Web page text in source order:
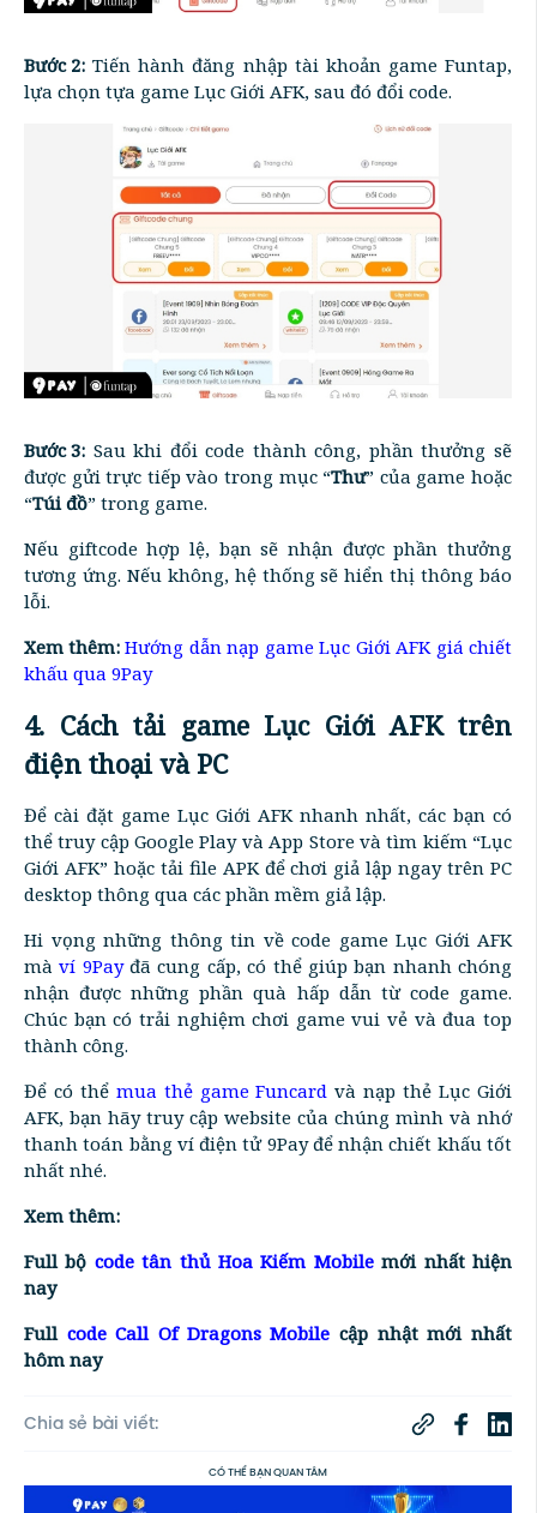
Bước 2: Tiến hành đăng nhập tài khoản game Funtap,
lựa chọn tựa game Lục Giới AFK, sau đó đổi code.
Bước 3: Sau khi đổi code thành công, phần thưởng sẽ
được gửi trực tiếp vào trong mục “Thư” của game hoặc
“Túi đồ” trong game.
Nếu giftcode hợp lệ, bạn sẽ nhận được phần thưởng
tương ứng. Nếu không, hệ thống sẽ hiển thị thông báo
lỗi.
Xem thêm: Hướng dẫn nạp game Lục Giới AFK giá chiết
khấu qua 9Pay
4. Cách tải game Lục Giới AFK trên
điện thoại và PC
Để cài đặt game Lục Giới AFK nhanh nhất, các bạn có
thể truy cập Google Play và App Store và tìm kiếm “Lục
Giới AFK” hoặc tải file APK để chơi giả lập ngay trên PC
desktop thông qua các phần mềm giả lập.
Hi vọng những thông tin về code game Lục Giới AFK
màví 9Payđã cung cấp, có thể giúp bạn nhanh chóng
nhận được những phần quà hấp dẫn từ code game.
Chúc bạn có trải nghiệm chơi game vui vẻ và đua top
thành công.
Để có thể mua thẻ game Funcard và nạp thẻ Lục Giới
AFK, bạn hãy truy cập website của chúng mình và nhớ
thanh toán bằng ví điện tử 9Pay để nhận chiết khấu tốt
nhất nhé.
Xem thêm:
Full bộ code tân thủ Hoa Kiếm Mobilemới nhất hiện
nay
Full code Call Of Dragons Mobile cập nhật mới nhất
hôm nay
Chia sẻ bài viết:
CÓ THỂ BẠN QUAN TÂM